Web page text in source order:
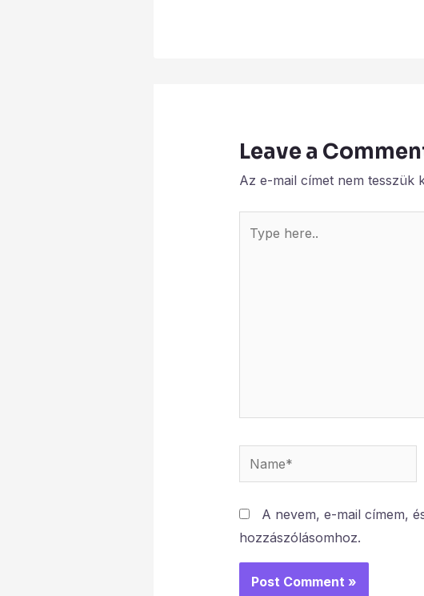
Leave a
Az e-mail címet nem tesszük
here..
Name*
A nevem, e-mail címem,
hozzászólásomhoz.